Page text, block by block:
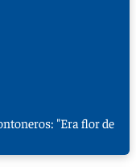
"Era flor de